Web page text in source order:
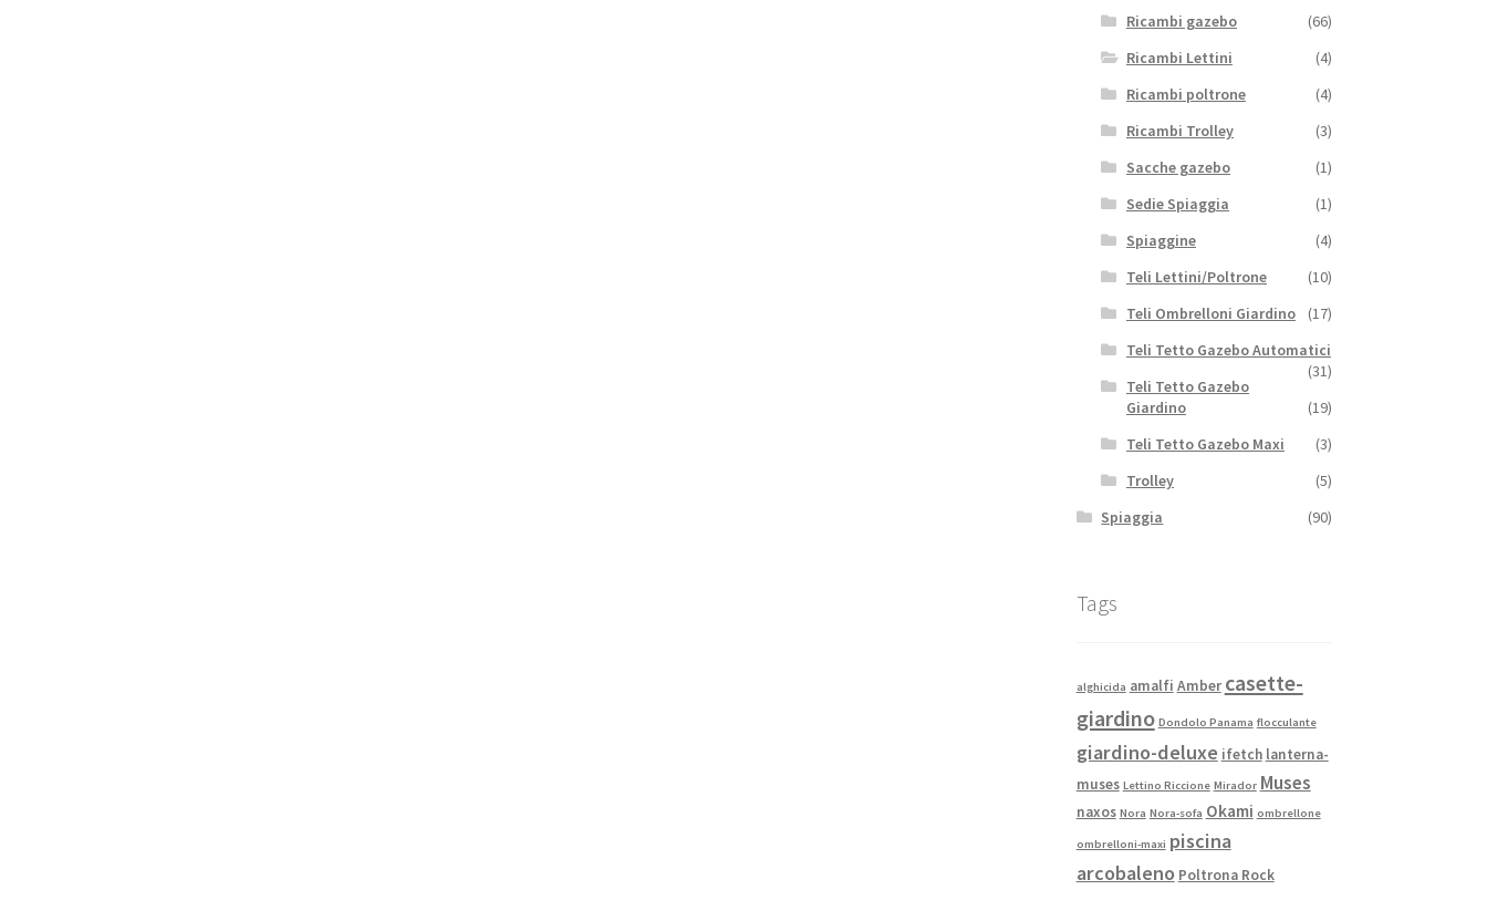
Ricambi gazebo
(66)
Ricambi Lettini
(4)
Ricambi poltrone
(4)
Ricambi Trolley
(3)
Sacche gazebo
(1)
Sedie Spiaggia
(1)
Spiaggine
(4)
Teli Lettini/Poltrone
(10)
Teli Ombrelloni Giardino
(17)
Teli Tetto Gazebo Automatici
(31)
Teli Tetto Gazebo
Giardino
(19)
Teli Tetto Gazebo Maxi
(3)
Trolley
(5)
Spiaggia
(90)
Tags
alghicida amalfi Amber casette-
giardino Dondolo Panama flocculante
giardino-deluxe ifetch lanterna-
muses Lettino Riccione Mirador Muses
naxos Nora Nora-sofa Okami ombrellone
ombrelloni-maxi piscina
arcobaleno Poltrona Rock